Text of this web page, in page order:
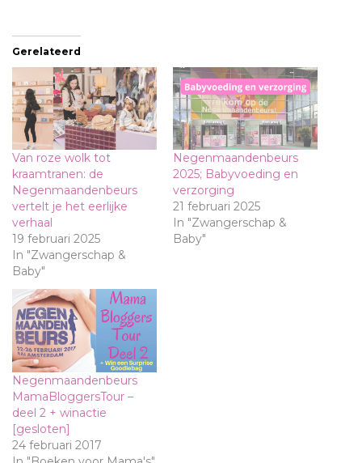
Gerelateerd
Van roze wolk tot
kraamtranen: de
Negenmaandenbeurs
vertelt je het eerlijke
verhaal
19 februari 2025
In "Zwangerschap &
Baby"
Negenmaandenbeurs
2025; Babyvoeding en
verzorging
21 februari 2025
In "Zwangerschap &
Baby"
Negenmaandenbeurs
MamaBloggersTour –
deel 2 + winactie
[gesloten]
24 februari 2017